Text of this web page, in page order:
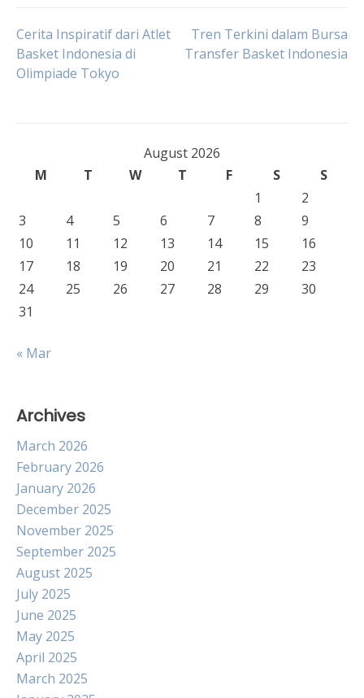
Post
navigation
Cerita Inspiratif dari Atlet
Basket Indonesia di
Olimpiade Tokyo
Tren Terkini dalam Bursa
Transfer Basket Indonesia
August 2026
M
T W T F S
S
1
2
3
4 5 6 7 8
9
10
11 12 13 14 15
16
17
18 19 20 21 22
23
24
25 26 27 28 29
30
31
« Mar
Archives
March 2026
February 2026
January 2026
December 2025
November 2025
September 2025
August 2025
July 2025
June 2025
May 2025
April 2025
March 2025